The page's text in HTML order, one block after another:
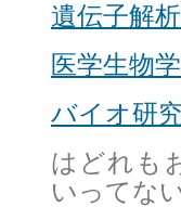
遺伝子解
医学生物
バイオ研
はどれも
いってな